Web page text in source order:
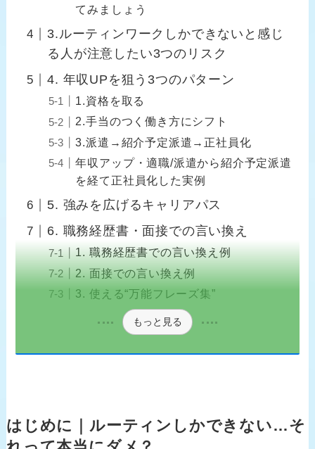
てみましょう
3.ルーティンワークしかできないと感じ
る人が注意したい3つのリスク
4. 年収UPを狙う3つのパターン
1.資格を取る
2.手当のつく働き方にシフト
3.派遣→紹介予定派遣→正社員化
年収アップ・適職/派遣から紹介予定派遣
を経て正社員化した実例
5. 強みを広げるキャリアパス
6. 職務経歴書・面接での言い換え
1. 職務経歴書での言い換え例
2. 面接での言い換え例
3. 使える“万能フレーズ集”
もっと見る
はじめに｜ルーティンしかできない…そ